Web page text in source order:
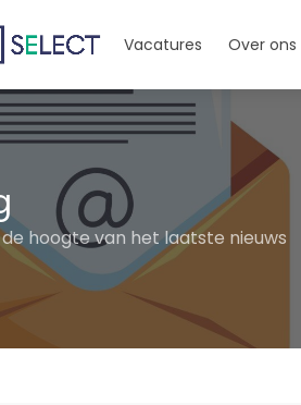
Vacatures Over ons
de hoogte van het laatste nieuws